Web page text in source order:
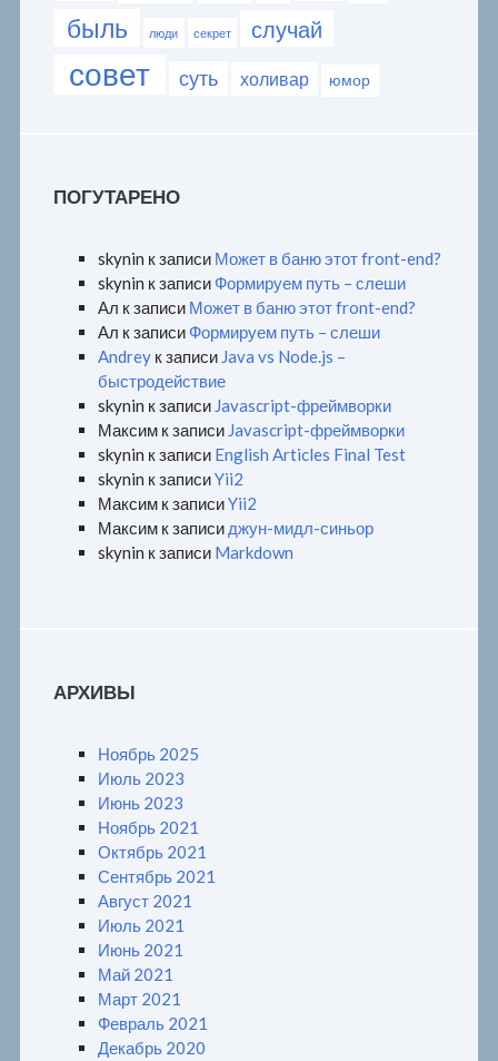
быль люди секрет случай
совет суть холивар юмор
ПОГУТАРЕНО
skynin к записи Может в баню этот front-end?
skynin к записи Формируем путь – слеши
Ал к записи Может в баню этот front-end?
Ал к записи Формируем путь – слеши
Andrey к записи Java vs Node.js –
быстродействие
skynin к записи Javascript-фреймворки
Максим к записи Javascript-фреймворки
skynin к записи English Articles Final Test
skynin к записиYii2
Максим к записиYii2
Максим к записи джун-мидл-синьор
skynin к записи Markdown
АРХИВЫ
Ноябрь 2025
Июль 2023
Июнь 2023
Ноябрь 2021
Октябрь 2021
Сентябрь 2021
Август 2021
Июль 2021
Июнь 2021
Май 2021
Март 2021
Февраль 2021
Декабрь 2020